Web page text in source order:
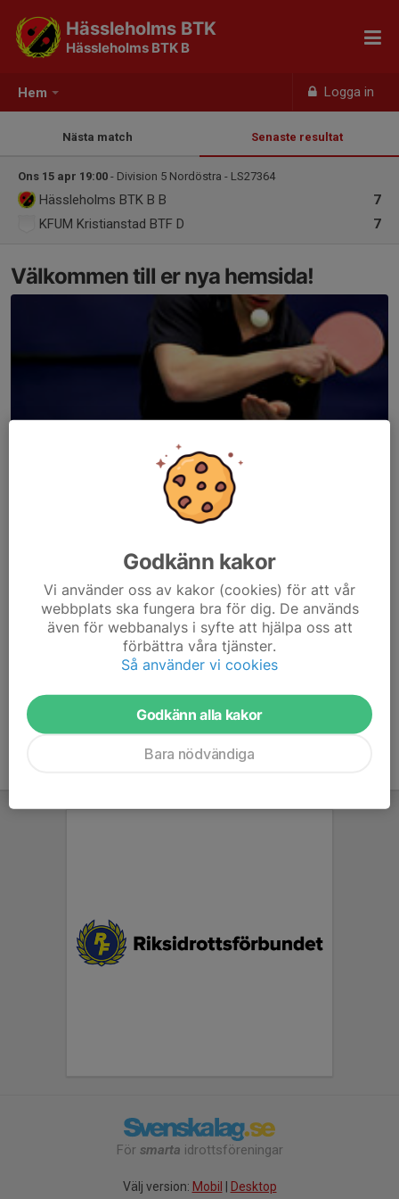
Hem Logga in
Hässleholms BTK
Hässleholms BTK B
Nästa match Senaste resultat
Ons 15 apr 19:00 - Division 5 Nordöstra - LS27364
7
Hässleholms BTK B B
7
KFUM Kristianstad BTF D
Välkommen till er nya hemsida!
Här hamnar automatiskt de senaste nyheterna på hemsidan. För
att kunna börja administrera hemsidan loggar du in högst upp till
För smarta idrottsföreningar
Välj version: Mobil Desktop
Godkänn kakor
Vi använder oss av kakor (cookies) för att vår
webbplats ska fungera bra för dig. De används
även för webbanalys i syfte att hjälpa oss att
förbättra våra tjänster.
Så använder vi cookies
Godkänn alla kakor
Bara nödvändiga